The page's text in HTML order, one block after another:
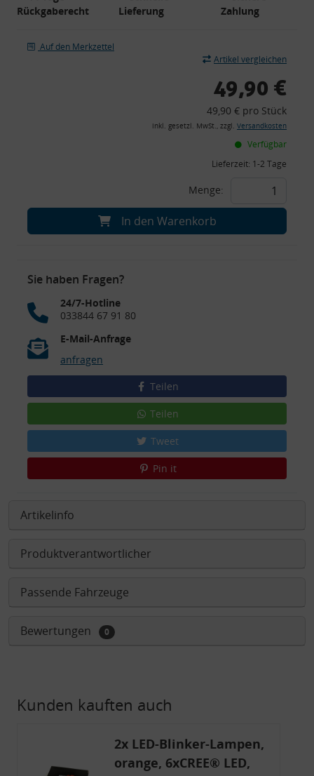
Rückgaberecht
Lieferung
Zahlung
Auf den Merkzettel
Artikel vergleichen
49,90 €
49,90 € pro Stück
inkl. gesetzl. MwSt., zzgl. Versandkosten
Verfügbar
Lieferzeit: 1-2 Tage
Menge:
In den Warenkorb
Sie haben Fragen?
24/7-Hotline
033844 67 91 80
E-Mail-Anfrage
anfragen
Teilen
Teilen
Tweet
Pin it
Artikelinfo
Produktverantwortlicher
Passende Fahrzeuge
Bewertungen 0
Kunden kauften auch
2x LED-Blinker-Lampen,
orange, 6xCREE® LED,